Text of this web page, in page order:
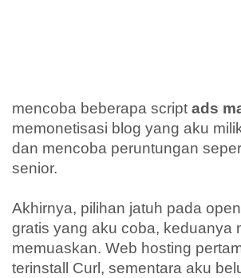
mencoba beberapa script ads
memonetisasi blog yang aku
dan mencoba peruntungan
senior.
Akhirnya, pilihan jatuh pada
gratis yang aku coba, keduanya
memuaskan. Web hosting
terinstall Curl, sementara aku